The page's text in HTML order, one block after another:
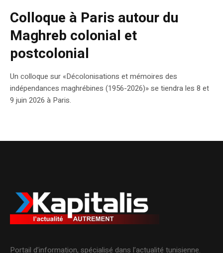
Colloque à Paris autour du
Maghreb colonial et
postcolonial
Un colloque sur «Décolonisations et mémoires des
indépendances maghrébines (1956-2026)» se tiendra les 8 et
9 juin 2026 à Paris.
Portail d’information, spécialisé dans l’actualité tunisienne.